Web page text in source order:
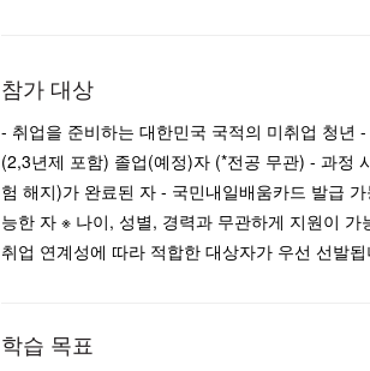
참가 대상
- 취업을 준비하는 대한민국 국적의 미취업 청년
(2,3년제 포함) 졸업(예정)자 (*전공 무관) - 과정
험 해지)가 완료된 자 - 국민내일배움카드 발급
능한 자 ※ 나이, 성별, 경력과 무관하게 지원이
취업 연계성에 따라 적합한 대상자가 우선 선발
학습 목표